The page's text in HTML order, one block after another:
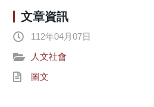
文章資訊
112年04月07日
人文社會
圖文